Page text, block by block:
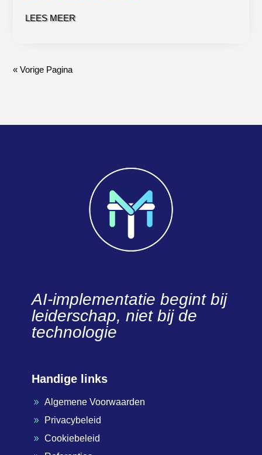
LEES MEER
« Vorige Pagina
AI-implementatie begint bij
leiderschap, niet bij de
technologie
Handige links
9 Algemene Voorwaarden
9 Privacybeleid
9 Cookiebeleid